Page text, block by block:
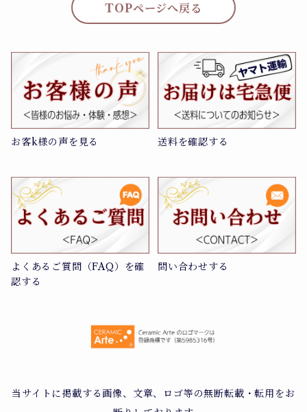
TOPページへ戻る
お客k様の声を見る 送料を確認する
よくあるご質問（FAQ）を確
認する
問い合わせする
当サイトに掲載する画像、文章、ロゴ等の無断転載・転用をお